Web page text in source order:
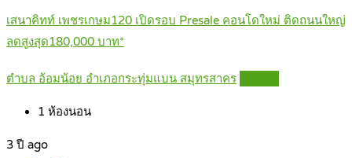
เสนาคิทท์ เพชรเกษม120 เปิดรอบ Presale คอนโดใหม่ ติดถนนใหญ่
ลดสูงสุด180,000 บาท*
ตำบล อ้อมน้อย อำเภอกระทุ่มแบน สมุทรสาคร
1 ห้องนอน
3 ปี ago